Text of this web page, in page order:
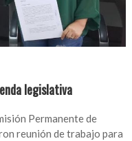
legislativa
Permanente de
reunión de trabajo para